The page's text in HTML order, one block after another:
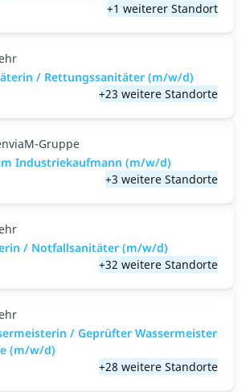
+1 weiterer Standort
/ Rettungssanitäter (m/w/d)
+23 weitere Standorte
Gruppe
Industriekaufmann (m/w/d)
+3 weitere Standorte
/ Notfallsanitäter (m/w/d)
+32 weitere Standorte
/ Geprüfter Wassermeister
(m/w/d)
+28 weitere Standorte